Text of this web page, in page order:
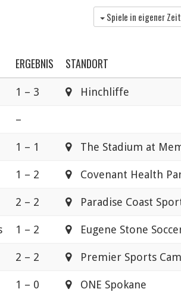
Spiele in eigener
ERGEBNIS STANDORT
1 – 3 Hinchliffe
–
1 – 1 The Stadium at
1 – 2 Covenant Health
2 – 2 Paradise Coast
1 – 2 Eugene Stone
2 – 2 Premier Sports
1 – 0 ONE Spokane